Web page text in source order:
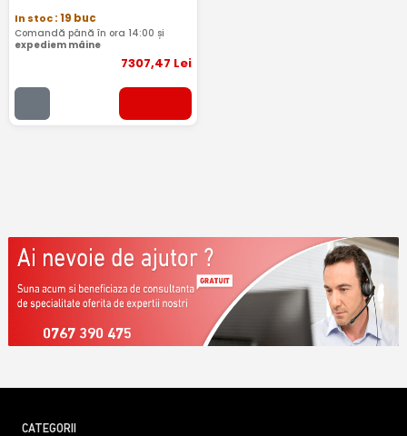
In stoc: 19 buc
Comandă până în ora 14:00 și
expediem mâine
7307,47 Lei
0767 390 475
CATEGORII